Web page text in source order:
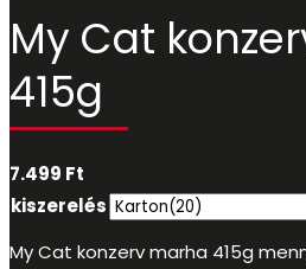
My Cat
415g
7.499 Ft
kiszerelés
My Cat konzerv marha 415g